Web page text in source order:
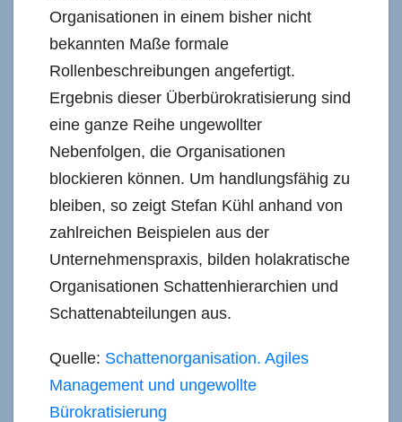
Organisationen in einem bisher nicht
bekannten Maße formale
Rollenbeschreibungen angefertigt.
Ergebnis dieser Überbürokratisierung sind
eine ganze Reihe ungewollter
Nebenfolgen, die Organisationen
blockieren können. Um handlungsfähig zu
bleiben, so zeigt Stefan Kühl anhand von
zahlreichen Beispielen aus der
Unternehmenspraxis, bilden holakratische
Organisationen Schattenhierarchien und
Schattenabteilungen aus.
Quelle: Schattenorganisation. Agiles
Management und ungewollte
Bürokratisierung